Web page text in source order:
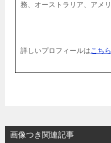
務、オーストラリア、アメ
詳しいプロフィールはこちら
画像つき関連記事